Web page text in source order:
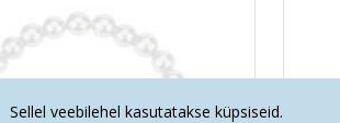
Sellel veebilehel kasutatakse küpsiseid.